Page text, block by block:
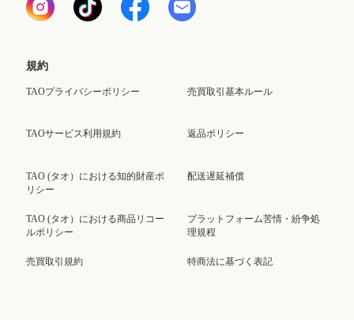
規約
TAOプライバシーポリシー
TAOサービス利用規約
TAO (タオ）における知的財産ポ
リシー
TAO (タオ）における商品リコー
ルポリシー
売買取引規約
売買取引基本ルール
返品ポリシー
配送遅延補償
プラットフォーム苦情・紛争処
理規程
特商法に基づく表記